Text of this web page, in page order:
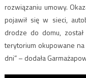
rozwiązaniu umowy.
pojawił się w sieci,
drodze do domu,
terytorium okupowane
dni” – dodała